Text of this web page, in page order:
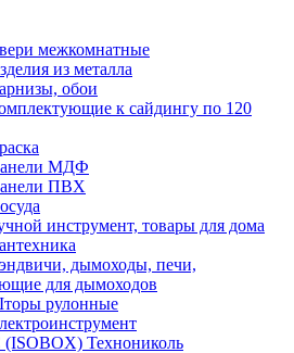
межкомнатные
из металла
обои
к сайдингу по 120
МДФ
ПВХ
инструмент, товары для дома
дымоходы, печи,
для дымоходов
рулонные
Технониколь